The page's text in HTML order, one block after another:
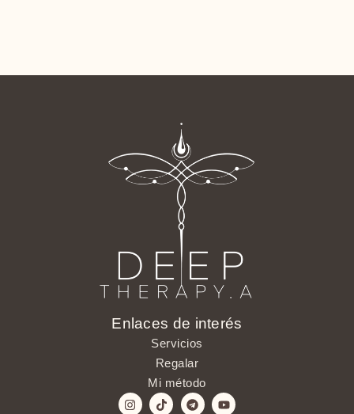
Enlaces de interés
Servicios
Regalar
Mi método